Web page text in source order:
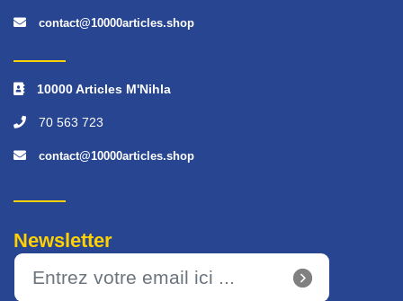
contact@10000articles.shop
10000 Articles M'Nihla
70 563 723
contact@10000articles.shop
Newsletter